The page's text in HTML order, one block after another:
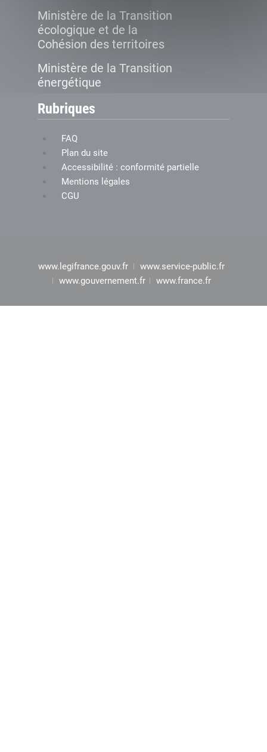
Ministère de la Transition
écologique et de la
Cohésion des territoires
Ministère de la Transition
énergétique
Rubriques
FAQ
Plan du site
Accessibilité : conformité partielle
Mentions légales
CGU
www.legifrance.gouv.fr
www.service-public.fr
www.gouvernement.fr
www.france.fr